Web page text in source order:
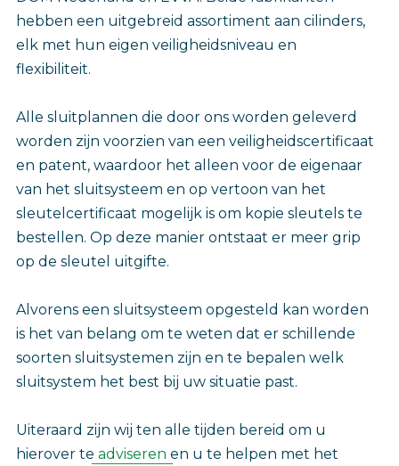
hebben een uitgebreid assortiment aan cilinders,
elk met hun eigen veiligheidsniveau en
flexibiliteit.
Alle sluitplannen die door ons worden geleverd
worden zijn voorzien van een veiligheidscertificaat
en patent, waardoor het alleen voor de eigenaar
van het sluitsysteem en op vertoon van het
sleutelcertificaat mogelijk is om kopie sleutels te
bestellen. Op deze manier ontstaat er meer grip
op de sleutel uitgifte.
Alvorens een sluitsysteem opgesteld kan worden
is het van belang om te weten dat er schillende
soorten sluitsystemen zijn en te bepalen welk
sluitsystem het best bij uw situatie past.
Uiteraard zijn wij ten alle tijden bereid om u
hierover te adviseren en u te helpen met het